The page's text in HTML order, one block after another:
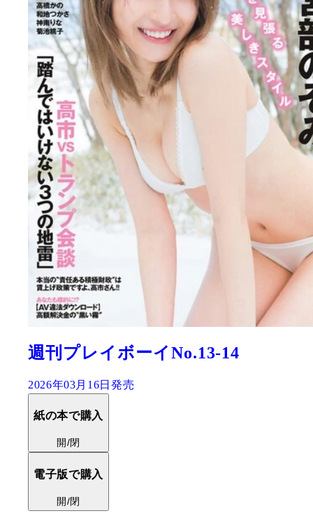
週刊プレイボーイNo.13-14
2026年03月16日発売
紙の本で購入
開/閉
電子版で購入
開/閉